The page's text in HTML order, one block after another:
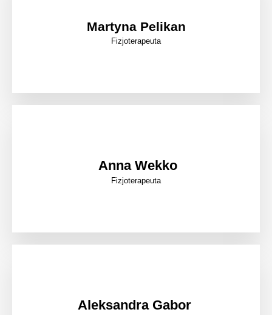
Martyna Pelikan
Fizjoterapeuta
Anna Wekko
Fizjoterapeuta
Aleksandra Gabor